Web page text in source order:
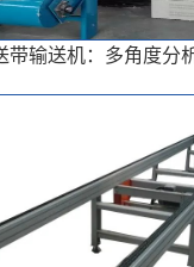
带输送机：多角度分